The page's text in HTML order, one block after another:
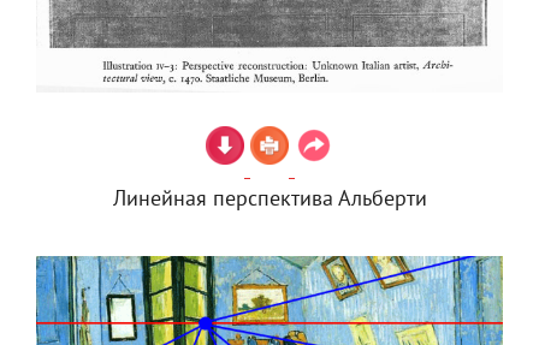
Линейная перспектива Альберти